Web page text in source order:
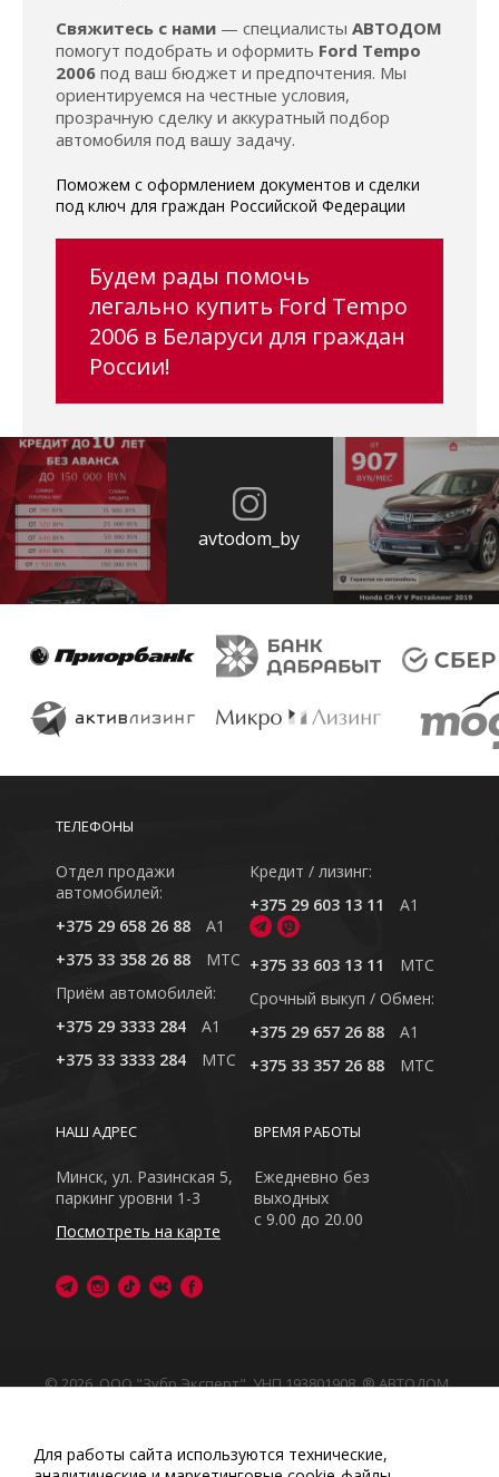
Свяжитесь с нами — специалисты АВТОДОМ
помогут подобрать и оформить Ford Tempo
2006 под ваш бюджет и предпочтения. Мы
ориентируемся на честные условия,
прозрачную сделку и аккуратный подбор
автомобиля под вашу задачу.
Поможем с оформлением документов и сделки
под ключ для граждан Российской Федерации
Будем рады помочь
легально купить Ford Tempo
2006 в Беларуси для граждан
России!
avtodom_by
ТЕЛЕФОНЫ
Отдел продажи
автомобилей:
+375 29 658 26 88
A1
+375 33 358 26 88
MTC
Приём автомобилей:
+375 29 3333 284
A1
+375 33 3333 284
MTC
Кредит / лизинг:
+375 29 603 13 11
A1
+375 33 603 13 11
MTC
Cрочный выкуп / Обмен:
+375 29 657 26 88
A1
+375 33 357 26 88
MTC
ВРЕМЯ РАБОТЫ
Ежедневно без
выходных
с 9.00 до 20.00
НАШ АДРЕС
Минск, ул. Разинская 5,
паркинг уровни 1-3
Посмотреть на карте
© 2026, ООО "Зубр Эксперт", УНП 193801908. ® АВТОДОМ
сайт носит исключительно информационный характер
Для работы сайта используются технические,